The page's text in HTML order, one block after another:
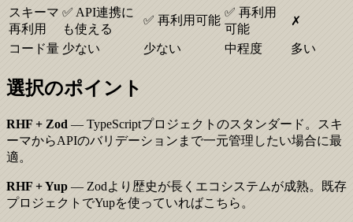
スキーマ
再利用
✅ API連携に
も使える
✅ 再利用可能
✅ 再利用
可能
✗
コード量 少ない 少ない 中程度 多い
選択のポイント
RHF + Zod — TypeScriptプロジェクトのスタンダード。スキ
ーマからAPIのバリデーションまで一元管理したい場合に最
適。
RHF + Yup — Zodより歴史が長くエコシステムが成熟。既存
プロジェクトでYupを使っていればこちら。